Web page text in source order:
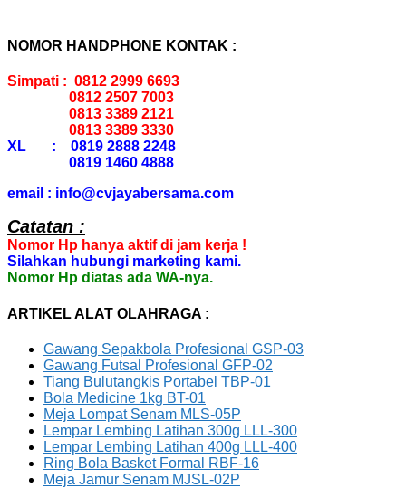
NOMOR HANDPHONE KONTAK :
Simpati : 0812 2999 6693
0812 2507 7003
0813 3389 2121
0813 3389 3330
XL : 0819 2888 2248
0819 1460 4888
email : info@cvjayabersama.com
Catatan :
Nomor Hp hanya aktif di jam kerja !
Silahkan hubungi marketing kami.
Nomor Hp diatas ada WA-nya.
ARTIKEL ALAT OLAHRAGA :
Gawang Sepakbola Profesional GSP-03
Gawang Futsal Profesional GFP-02
Tiang Bulutangkis Portabel TBP-01
Bola Medicine 1kg BT-01
Meja Lompat Senam MLS-05P
Lempar Lembing Latihan 300g LLL-300
Lempar Lembing Latihan 400g LLL-400
Ring Bola Basket Formal RBF-16
Meja Jamur Senam MJSL-02P